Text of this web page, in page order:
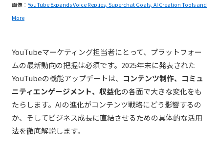
画像：YouTube Expands Voice Replies, Superchat Goals, AI Creation Tools and
More
YouTubeマーケティング担当者にとって、プラットフォー
ムの最新動向の把握は必須です。2025年末に発表された
YouTubeの機能アップデートは、 コンテンツ制作、コミュ
ニティエンゲージメント、収益化の各面で大きな変化をも
たらします。AIの進化がコンテンツ戦略にどう影響するの
か、そしてビジネス成長に直結させるための具体的な活用
法を徹底解説します。